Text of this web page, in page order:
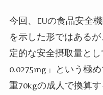
今回、EUの食品安全
を示した形ではある
定的な安全摂取量と
0.0275mg」という極
重70kgの成人で換算